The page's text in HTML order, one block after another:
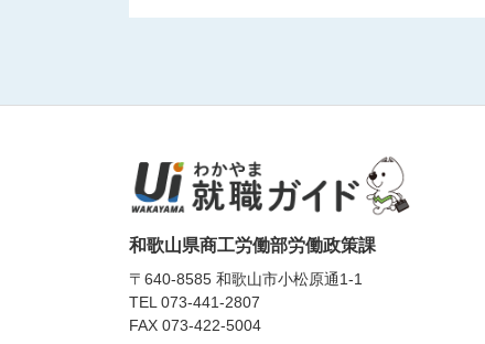
和歌山県商工労働部労働政策課
〒640-8585 和歌山市小松原通1-1
TEL073-441-2807
FAX 073-422-5004